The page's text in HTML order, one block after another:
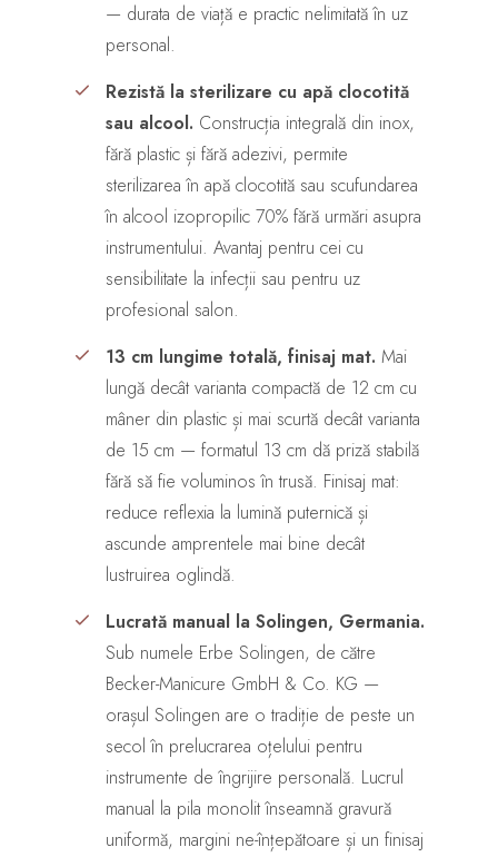
— durata de viață e practic nelimitată în uz
personal.
Rezistă la sterilizare cu apă clocotită
sau alcool. Construcția integrală din inox,
fără plastic și fără adezivi, permite
sterilizarea în apă clocotită sau scufundarea
în alcool izopropilic 70% fără urmări asupra
instrumentului. Avantaj pentru cei cu
sensibilitate la infecții sau pentru uz
profesional salon.
13 cm lungime totală, finisaj mat. Mai
lungă decât varianta compactă de 12 cm cu
mâner din plastic și mai scurtă decât varianta
de 15 cm — formatul 13 cm dă priză stabilă
fără să fie voluminos în trusă. Finisaj mat:
reduce reflexia la lumină puternică și
ascunde amprentele mai bine decât
lustruirea oglindă.
Lucrată manual la Solingen, Germania.
Sub numele Erbe Solingen, de către
Becker-Manicure GmbH & Co. KG —
orașul Solingen are o tradiție de peste un
secol în prelucrarea oțelului pentru
instrumente de îngrijire personală. Lucrul
manual la pila monolit înseamnă gravură
uniformă, margini ne-înțepătoare și un finisaj